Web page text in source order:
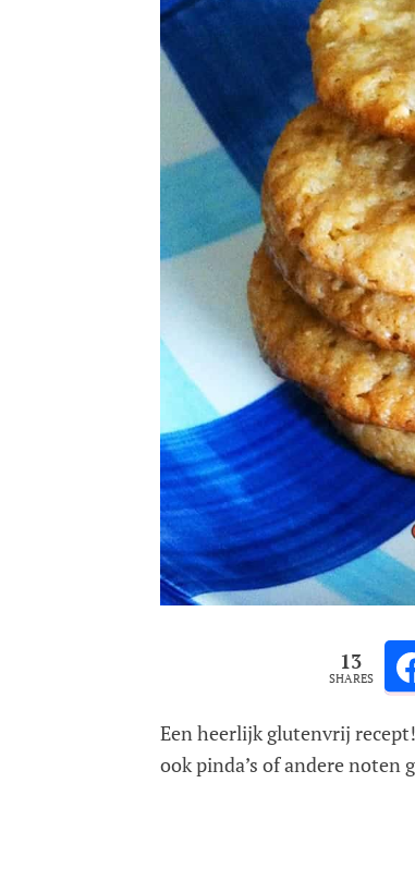
13
SHARES
Een heerlijk glutenvrij
ook pinda’s of andere noten